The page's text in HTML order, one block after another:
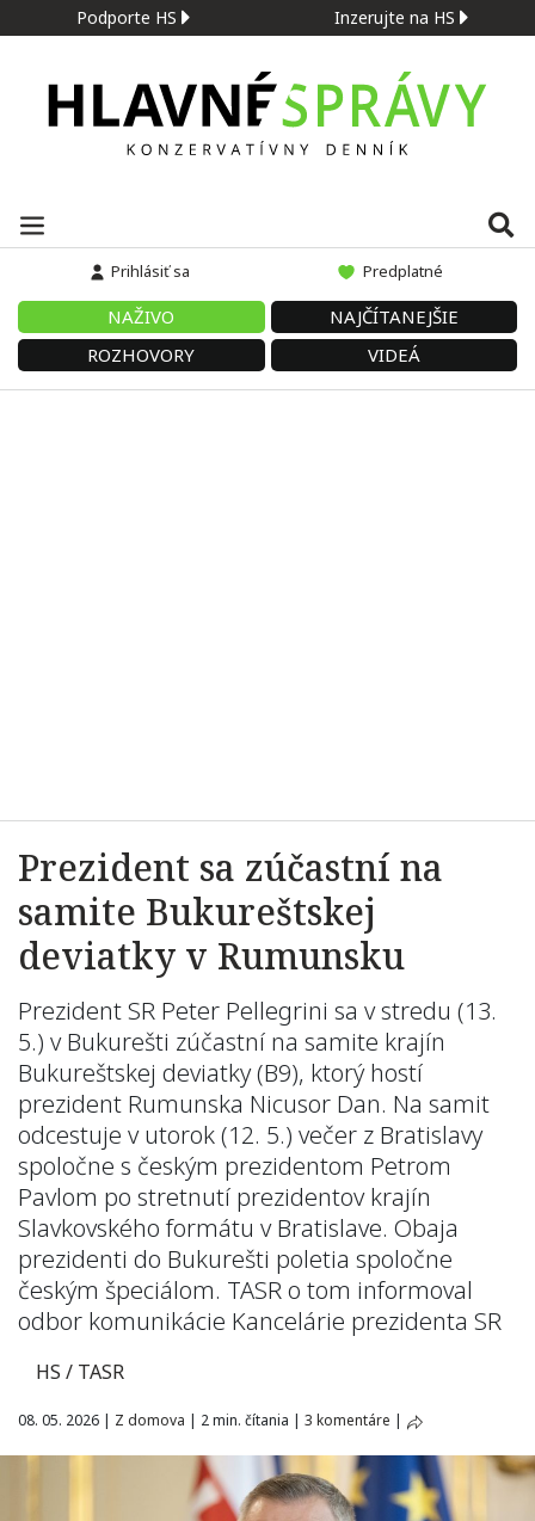
Podporte HS Inzerujte na HS
Prihlásiť sa Predplatné
NAŽIVO
NAJČÍTANEJŠIE
ROZHOVORY
VIDEÁ
Prezident sa zúčastní na
samite Bukureštskej
deviatky v Rumunsku
Prezident SR Peter Pellegrini sa v stredu (13.
5.) v Bukurešti zúčastní na samite krajín
Bukureštskej deviatky (B9), ktorý hostí
prezident Rumunska Nicusor Dan. Na samit
odcestuje v utorok (12. 5.) večer z Bratislavy
spoločne s českým prezidentom Petrom
Pavlom po stretnutí prezidentov krajín
Slavkovského formátu v Bratislave. Obaja
prezidenti do Bukurešti poletia spoločne
českým špeciálom. TASR o tom informoval
odbor komunikácie Kancelárie prezidenta SR
HS / TASR
08. 05. 2026 | Z domova | 2 min. čítania | 3 komentáre |